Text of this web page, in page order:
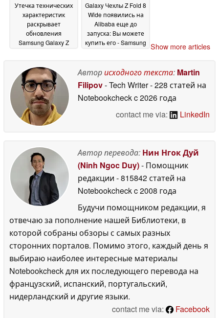
Утечка технических
характеристик
раскрывает
обновления
Samsung Galaxy Z
Galaxy Чехлы Z Fold 8
Wide появились на
Alibaba еще до
запуска: Вы можете
купить его - Samsung
2026
Show more articles
Авторисходного текста: Martin
Filipov- Tech Writer- 228 статей на
Notebookcheckc 2026 года
contact me via:
LinkedIn
Автор перевода: Нин Нгок Дуй
(Ninh Ngoc Duy)- Помощник
редакции - 815842 статей на
Notebookcheckc 2008 года
Будучи помощником редакции, я
отвечаю за пополнение нашей Библиотеки, в
которой собраны обзоры с самых разных
сторонних порталов. Помимо этого, каждый день я
выбираю наиболее интересные материалы
Notebookcheck для их последующего перевода на
французский, испанский, португальский,
нидерландский и другие языки.
contact me via:
Facebook